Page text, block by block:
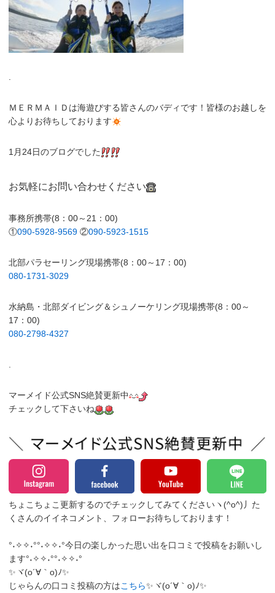
ＭＥＲＭＡＩＤは海遊びする皆さんのバディです！皆様のお越しを
心よりお待ちしております
1月24日のブログでした
お気軽にお問い合わせください
事務所携帯(8：00～21：00)
①090-5928-9569 ②090-5923-1515
北部パラセーリング現場携帯(8：00～17：00)
080-1731-3029
水納島・北部ダイビング＆シュノーケリング現場携帯(8：00～
17：00)
080-2798-4327
.
マーメイド公式SNS絶賛更新中
チェックして下さいね
ちょこちょこ更新するのでチェックしてみてくださいヽ(^o^)丿 た
くさんのイイネコメント、フォローお待ちしております！
°˖✧✧˖°°˖✧✧˖°今日の楽しかった思い出を口コミで投稿をお願いし
ます°˖✧✧˖°°˖✧✧˖°
✨ヾ(o´∀｀o)ﾉ✨
じゃらんの口コミ投稿の方はこちら✨ヾ(o´∀｀o)ﾉ✨